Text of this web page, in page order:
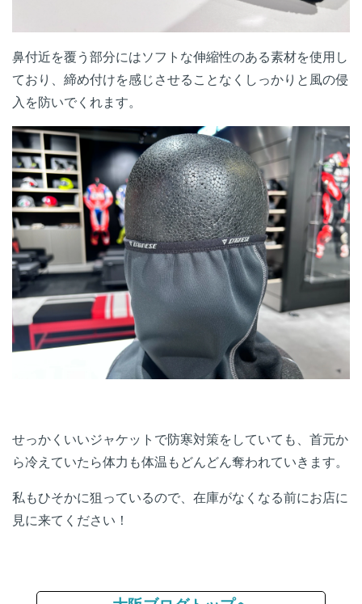
鼻付近を覆う部分にはソフトな伸縮性のある素材を使用し
ており、締め付けを感じさせることなくしっかりと風の侵
入を防いでくれます。
せっかくいいジャケットで防寒対策をしていても、首元か
ら冷えていたら体力も体温もどんどん奪われていきます。
私もひそかに狙っているので、在庫がなくなる前にお店に
見に来てください！